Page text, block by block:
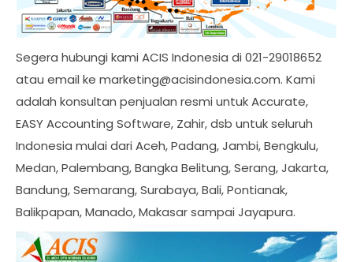
Segera hubungi kami ACIS Indonesia di 021-29018652
atau email ke marketing@acisindonesia.com. Kami
adalah konsultan penjualan resmi untuk Accurate,
EASY Accounting Software, Zahir, dsb untuk seluruh
Indonesia mulai dari Aceh, Padang, Jambi, Bengkulu,
Medan, Palembang, Bangka Belitung, Serang, Jakarta,
Bandung, Semarang, Surabaya, Bali, Pontianak,
Balikpapan, Manado, Makasar sampai Jayapura.